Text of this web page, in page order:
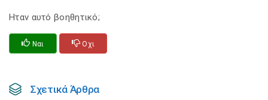
Ηταν αυτό βοηθητικό;
Ναι Οχι
Σχετικά Άρθρα